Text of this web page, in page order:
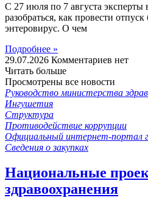
С 27 июля по 7 августа эксперты
разобраться, как провести
энтеровирус. О чем
Подробнее »
29.07.2026 Комментариев нет
Читать больше
Просмотрены все новости
Руководство министерства
Ингушетия
Структура
Противодействие коррупции
Официальный интернет-портал
Сведения о закупках
Национальные
здравоохранения